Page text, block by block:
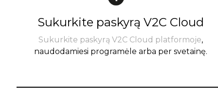
Sukurkite paskyrą V2C Cloud
Sukurkite paskyrą V2C Cloud platformoje,
naudodamiesi programėle arba per svetainę.